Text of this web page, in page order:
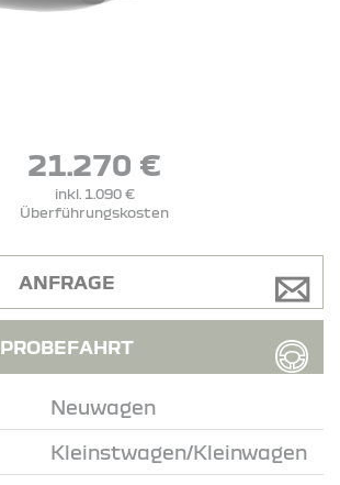
21.270 €
inkl. 1.090 €
Überführungskosten
Neuwagen
Kleinstwagen/Kleinwagen
ANFRAGE
PROBEFAHRT